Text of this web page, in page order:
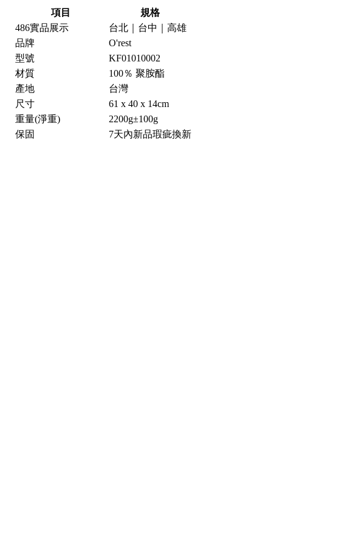
項目
規格
486實品展示
台北｜台中｜高雄
品牌
O'rest
型號
KF01010002
材質
100％ 聚胺酯
產地
台灣
尺寸
61 x 40 x 14cm
重量(淨重)
2200g±100g
保固
7天內新品瑕疵換新